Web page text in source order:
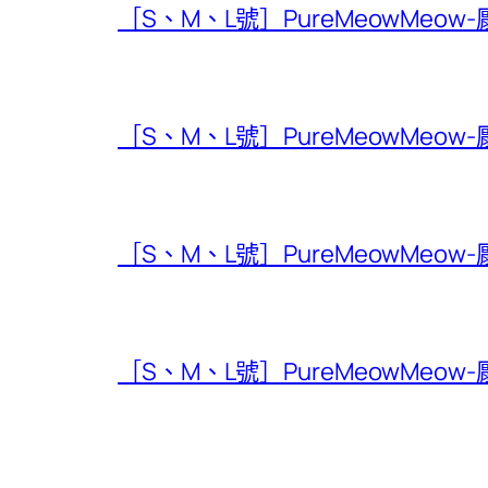
［S、M、L號］
［S、M、L號］
［S、M、L號］
［S、M、L號］